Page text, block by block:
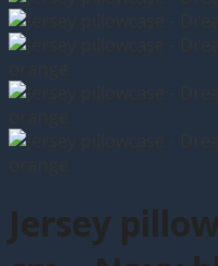
Jersey